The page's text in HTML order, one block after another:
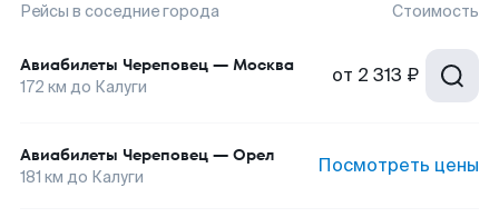
Рейсы в соседние города Стоимость
Авиабилеты Череповец — Москва
172 км до Калуги от 2 313 ₽
Авиабилеты Череповец — Орел
181 км до Калуги Посмотреть цены